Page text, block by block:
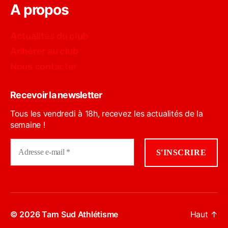
A propos
Recevoir la newsletter
Tous les vendredi à 18h, recevez les actualités de la
semaine !
© 2026Tarn Sud Athlétisme Haut ↑